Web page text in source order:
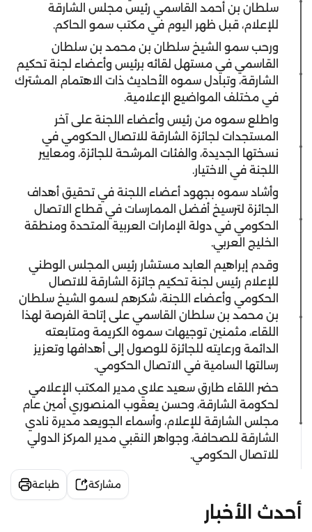
سلطان بن أحمد القاسمي رئيس مجلس الشارقة
للإعلام، قبل ظهر اليوم في مكتب سمو الحاكم.
ورحب سمو الشيخ سلطان بن محمد بن سلطان
القاسمي في مستهل لقائه برئيس وأعضاء لجنة تحكيم
الشارقة، وتبادل سموه الأحاديث ذات الاهتمام المشترك
في مختلف المواضيع الإعلامية.
واطلع سموه من رئيس وأعضاء اللجنة على آخر
المستجدات لجائزة الشارقة للاتصال الحكومي في
نسختها الجديدة، والفئات المرشحة للجائزة، ومعايير
اللجنة في الاختيار.
وأشاد سموه بجهود أعضاء اللجنة في تحقيق أهداف
الجائزة لترسيخ أفضل الممارسات في قطاع الاتصال
الحكومي في دولة الإمارات العربية المتحدة ومنطقة
الخليج العربي.
وقدم إبراهيم العابد مستشار رئيس المجلس الوطني
للإعلام رئيس لجنة تحكيم جائزة الشارقة للاتصال
الحكومي وأعضاء اللجنة، شكرهم لسمو الشيخ سلطان
بن محمد بن سلطان القاسمي على إتاحة الفرصة لهذا
اللقاء، مثمنين توجيهات سموه الكريمة ومتابعته
الدائمة ورعايته للجائزة للوصول إلى أهدافها وتعزيز
رسالتها السامية في الاتصال الحكومي.
حضر اللقاء طارق سعيد علاي مدير المكتب الإعلامي
لحكومة الشارقة، وحسن يعقوب المنصوري أمين عام
مجلس الشارقة للإعلام، وأسماء الجويعد مديرة نادي
الشارقة للصحافة، وجواهر النقبي مدير المركز الدولي
للاتصال الحكومي.
مشاركة طباعة
أحدث الأخبار